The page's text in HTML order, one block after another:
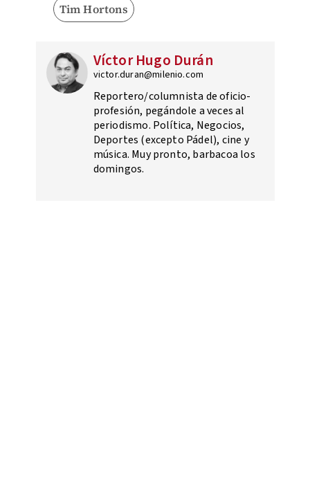
Tim Hortons
Víctor Hugo Durán
victor.duran@milenio.com
Reportero/columnista de oficio-
profesión, pegándole a veces al
periodismo. Política, Negocios,
Deportes (excepto Pádel), cine y
música. Muy pronto, barbacoa los
domingos.